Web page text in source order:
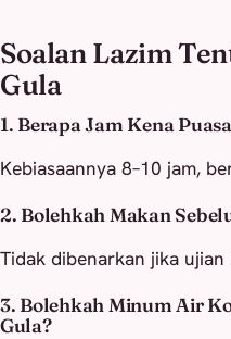
Soalan Lazim
Gula
1. Berapa Jam Kena
Kebiasaannya 8–10 jam,
2. Bolehkah Makan
Tidak dibenarkan jika ujian
3. Bolehkah Minum Air
Gula?